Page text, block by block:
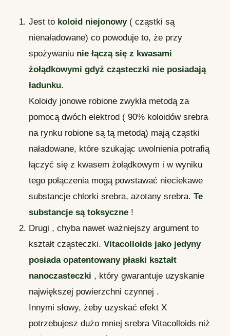
Jest to koloid niejonowy( cząstki są
nienaładowane) co powoduje to, że przy
spożywaniu nie łączą się z kwasami
żołądkowymi gdyż cząsteczki nie posiadają
ładunku.
Koloidy jonowe robione zwykła metodą za
pomocą dwóch elektrod ( 90% koloidów srebra
na rynku robione są tą metodą) mają cząstki
naładowane, które szukając uwolnienia potrafią
łączyć się z kwasem żołądkowym i w wyniku
tego połączenia mogą powstawać nieciekawe
substancje chlorki srebra, azotany srebra. Te
substancje są toksyczne!
Drugi , chyba nawet ważniejszy argument to
kształt cząsteczki. Vitacolloids jako jedyny
posiada opatentowany płaski kształt
nanoczasteczki , który gwarantuje uzyskanie
największej powierzchni czynnej .
Innymi słowy, żeby uzyskać efekt X
potrzebujesz dużo mniej srebra Vitacolloids niż